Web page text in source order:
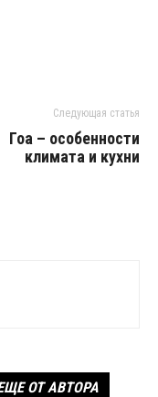
Следующая статья
Гоа – особенности
климата и кухни
ОТ АВТОРА